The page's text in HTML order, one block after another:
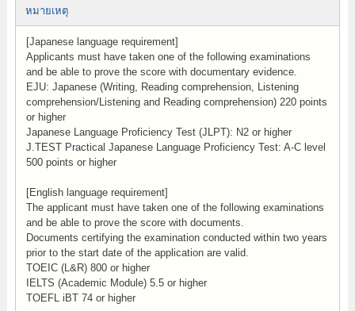
หมายเหตุ
[Japanese language requirement]
Applicants must have taken one of the following examinations
and be able to prove the score with documentary evidence.
EJU: Japanese (Writing, Reading comprehension, Listening
comprehension/Listening and Reading comprehension) 220 points
or higher
Japanese Language Proficiency Test (JLPT): N2 or higher
J.TEST Practical Japanese Language Proficiency Test: A-C level
500 points or higher
[English language requirement]
The applicant must have taken one of the following examinations
and be able to prove the score with documents.
Documents certifying the examination conducted within two years
prior to the start date of the application are valid.
TOEIC (L&R) 800 or higher
IELTS (Academic Module) 5.5 or higher
TOEFL iBT 74 or higher